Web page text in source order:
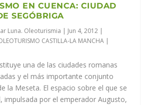
EN CUENCA: CIUDAD
SEGÓBRIGA
Luna. Oleoturismia | Jun 4, 2012 |
CASTILLA-LA MANCHA |
una de las ciudades romanas
y el más importante conjunto
la Meseta. El espacio sobre el que se
impulsada por el emperador Augusto,